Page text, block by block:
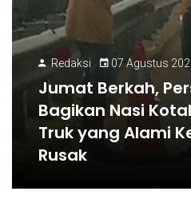
Redaksi 07 Agustus
Jumat Berkah,
Bagikan Nasi
Truk yang Alami
Rusak